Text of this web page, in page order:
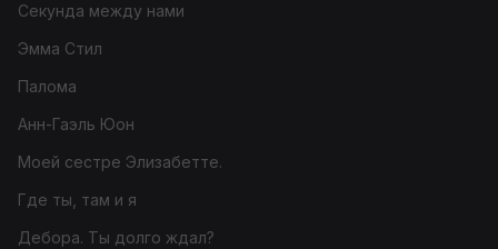
Секунда между нами
Эмма Стил
Палома
Анн-Гаэль Юон
Моей сестре Элизабетте.
Где ты, там и я
Дебора. Ты долго ждал?